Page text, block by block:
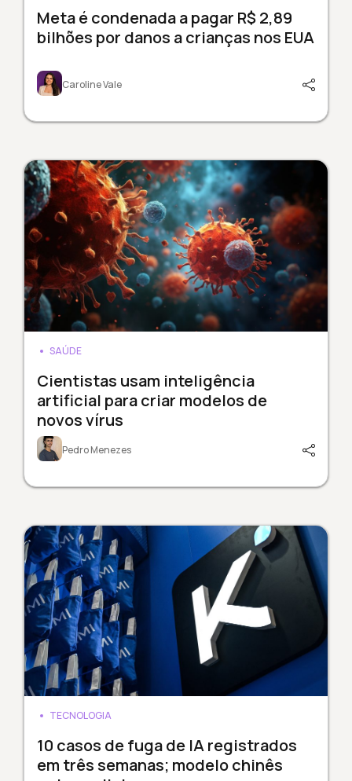
Meta é condenada a pagar R$ 2,89
bilhões por danos a crianças nos EUA
Caroline Vale
SAÚDE
Cientistas usam inteligência
artificial para criar modelos de
novos vírus
Pedro Menezes
TECNOLOGIA
10 casos de fuga de IA registrados
em três semanas; modelo chinês